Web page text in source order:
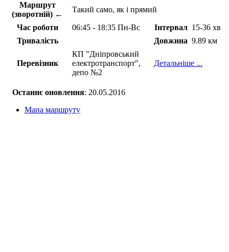
Маршрут
(зворотній) ←
Такий само, як і прямий
Час роботи 06:45 - 18:35 Пн-Вс Інтервал 15-36 хв
Тривалість
Довжина 9.89 км
Перевізник
КП "Дніпровський
електротранспорт",
депо №2
Детальніше ...
Останнє оновлення: 20.05.2016
Мапа маршруту